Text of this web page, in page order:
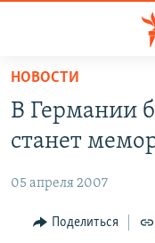
упрощенного
доступа
основному
Вернутся
ПОДКАСТЫ
АВТОРСКИЕ
ЦИТАТЫ СВОБОДЫ
МНЕНИЯ
НОВОСТИ
В Германии
станет
05 апреля 2007
Поделиться